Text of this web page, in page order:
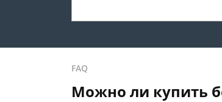
FAQ
Можно ли купить